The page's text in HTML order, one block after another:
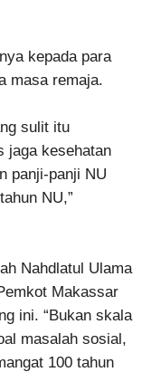
kepada para
masa remaja.
sulit itu
jaga kesehatan
panji-panji NU
NU,”
Nahdlatul Ulama
Makassar
ini. “Bukan skala
masalah sosial,
100 tahun